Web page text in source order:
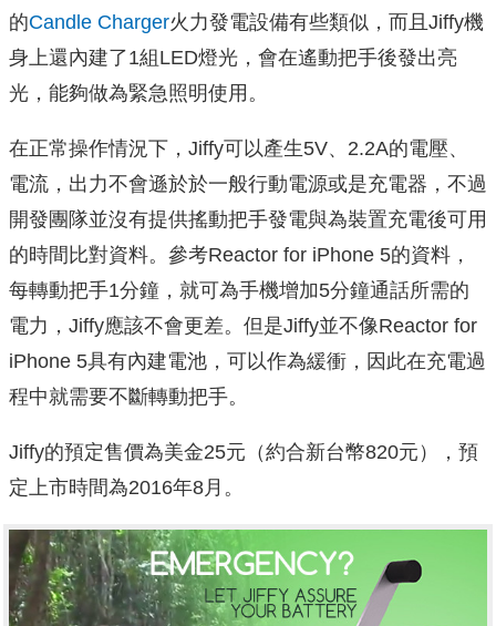
的Candle Charger火力發電設備有些類似，而且Jiffy機
身上還內建了1組LED燈光，會在遙動把手後發出亮
光，能夠做為緊急照明使用。
在正常操作情況下，Jiffy可以產生5V、2.2A的電壓、
電流，出力不會遜於於一般行動電源或是充電器，不過
開發團隊並沒有提供搖動把手發電與為裝置充電後可用
的時間比對資料。參考Reactor for iPhone 5的資料，
每轉動把手1分鐘，就可為手機增加5分鐘通話所需的
電力，Jiffy應該不會更差。但是Jiffy並不像Reactor for
iPhone 5具有內建電池，可以作為緩衝，因此在充電過
程中就需要不斷轉動把手。
Jiffy的預定售價為美金25元（約合新台幣820元），預
定上市時間為2016年8月。